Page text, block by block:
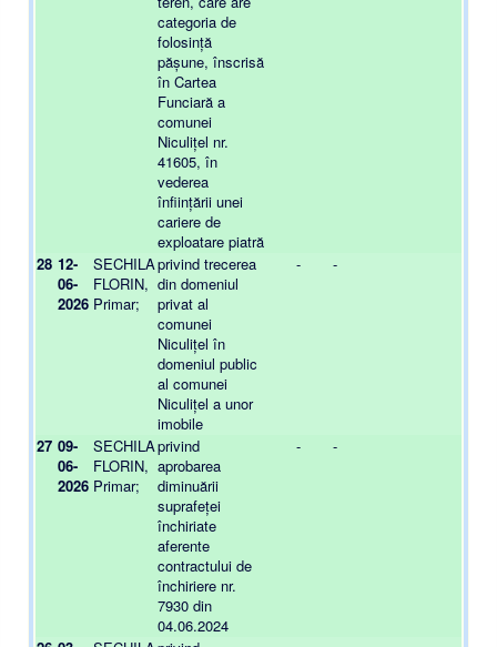
categoria de
folosință
pășune, înscrisă
în Cartea
Funciară a
comunei
Niculițel nr.
41605, în
vederea
înființării unei
cariere de
exploatare piatră
28 12-
06-
2026
SECHILA
FLORIN,
Primar;
privind trecerea
din domeniul
privat al
comunei
Niculițel în
domeniul public
al comunei
Niculițel a unor
imobile
- -
27 09-
06-
2026
SECHILA
FLORIN,
Primar;
privind
aprobarea
diminuării
suprafeței
închiriate
aferente
contractului de
închiriere nr.
7930 din
04.06.2024
- -